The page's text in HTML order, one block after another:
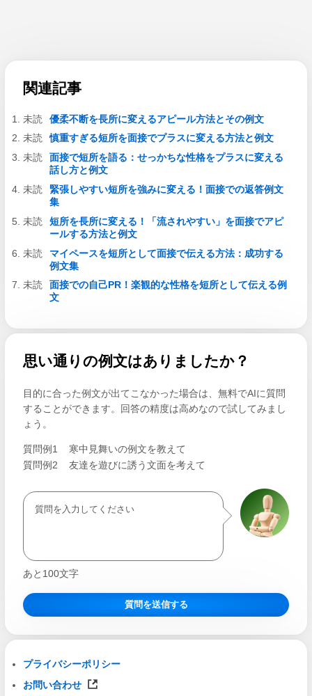
関連記事
優柔不断を長所に変えるアピール方法とその例文
慎重すぎる短所を面接でプラスに変える方法と例文
面接で短所を語る：せっかちな性格をプラスに変える
話し方と例文
緊張しやすい短所を強みに変える！面接での返答例文
集
短所を長所に変える！「流されやすい」を面接でアピ
ールする方法と例文
マイペースを短所として面接で伝える方法：成功する
例文集
面接での自己PR！楽観的な性格を短所として伝える例
文
思い通りの例文はありましたか？
目的に合った例文が出てこなかった場合は、無料でAIに質問
することができます。回答の精度は高めなので試してみまし
ょう。
質問例1
寒中見舞いの例文を教えて
質問例2
友達を遊びに誘う文面を考えて
あと 100文字
質問を送信する
プライバシーポリシー
お問い合わせ